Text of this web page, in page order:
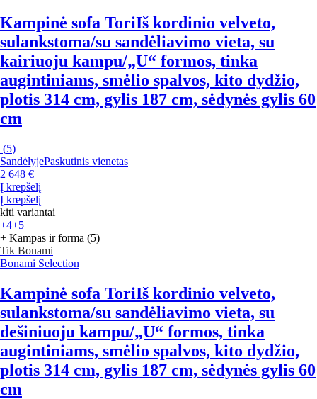
Kampinė sofa ToriIš kordinio velveto,
sulankstoma/su sandėliavimo vieta, su
kairiuoju kampu/„U“ formos, tinka
augintiniams, smėlio spalvos, kito dydžio,
plotis 314 cm, gylis 187 cm, sėdynės gylis 60
cm
(5)
SandėlyjePaskutinis vienetas
2 648 €
Į krepšelį
Į krepšelį
kiti variantai
+4+5
+ Kampas ir forma (5)
Tik Bonami
Bonami Selection
Kampinė sofa ToriIš kordinio velveto,
sulankstoma/su sandėliavimo vieta, su
dešiniuoju kampu/„U“ formos, tinka
augintiniams, smėlio spalvos, kito dydžio,
plotis 314 cm, gylis 187 cm, sėdynės gylis 60
cm